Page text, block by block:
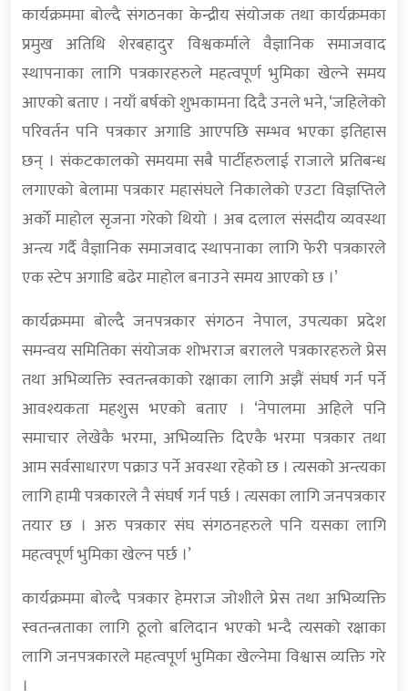
कार्यक्रममा बोल्दै संगठनका केन्द्रीय संयोजक तथा कार्यक्रमका
प्रमुख अतिथि शेरबहादुर विश्वकर्माले वैज्ञानिक समाजवाद
स्थापनाका लागि पत्रकारहरुले महत्वपूर्ण भुमिका खेल्ने समय
आएको बताए । नयाँ बर्षको शुभकामना दिदै उनले भने, ‘जहिलेको
परिवर्तन पनि पत्रकार अगाडि आएपछि सम्भव भएका इतिहास
छन् । संकटकालको समयमा सबै पार्टीहरुलाई राजाले प्रतिबन्ध
लगाएको बेलामा पत्रकार महासंघले निकालेको एउटा विज्ञप्तिले
अर्को माहोल सृजना गरेको थियो । अब दलाल संसदीय व्यवस्था
अन्त्य गर्दै वैज्ञानिक समाजवाद स्थापनाका लागि फेरी पत्रकारले
एक स्टेप अगाडि बढेर माहोल बनाउने समय आएको छ ।’
कार्यक्रममा बोल्दै जनपत्रकार संगठन नेपाल, उपत्यका प्रदेश
समन्वय समितिका संयोजक शोभराज बरालले पत्रकारहरुले प्रेस
तथा अभिव्यक्ति स्वतन्त्रकाको रक्षाका लागि अझैं संघर्ष गर्न पर्ने
आवश्यकता महशुस भएको बताए । ‘नेपालमा अहिले पनि
समाचार लेखेकै भरमा, अभिव्यक्ति दिएकै भरमा पत्रकार तथा
आम सर्वसाधारण पक्राउ पर्ने अवस्था रहेको छ । त्यसको अन्त्यका
लागि हामी पत्रकारले नै संघर्ष गर्न पर्छ । त्यसका लागि जनपत्रकार
तयार छ । अरु पत्रकार संघ संगठनहरुले पनि यसका लागि
महत्वपूर्ण भुमिका खेल्न पर्छ ।’
कार्यक्रममा बोल्दै पत्रकार हेमराज जोशीले प्रेस तथा अभिव्यक्ति
स्वतन्त्रताका लागि ठूलो बलिदान भएको भन्दै त्यसको रक्षाका
लागि जनपत्रकारले महत्वपूर्ण भुमिका खेल्नेमा विश्वास व्यक्ति गरे